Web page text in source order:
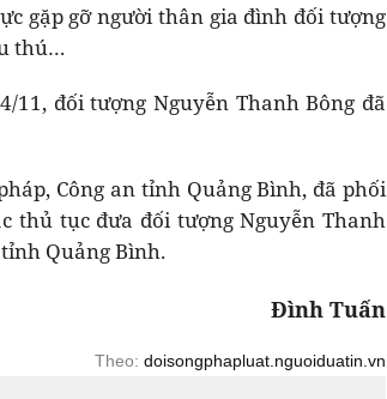
gặp gỡ người thân gia đình đối tượng
thú…
đối tượng Nguyễn Thanh Bông đã
Công an tỉnh Quảng Bình, đã phối
thủ tục đưa đối tượng Nguyễn Thanh
Quảng Bình.
Đình Tuấn
Theo: doisongphapluat.nguoiduatin.vn